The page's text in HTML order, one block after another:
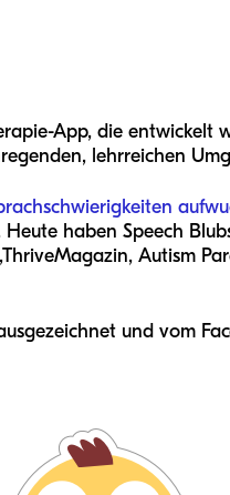
App, die entwickelt
lehrreichen
haben Speech
,ThriveMagazin, Autism
und vom